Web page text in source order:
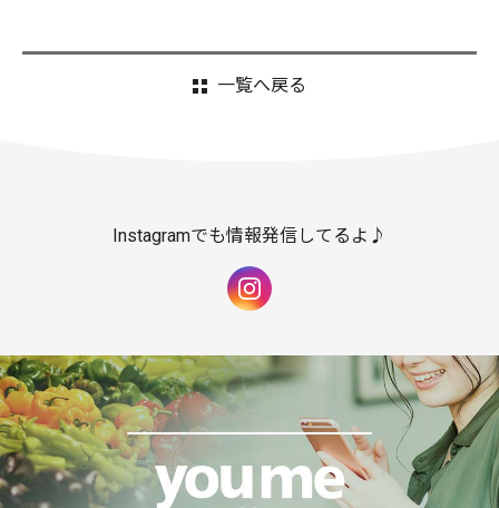
一覧へ戻る
Instagramでも情報発信してるよ♪